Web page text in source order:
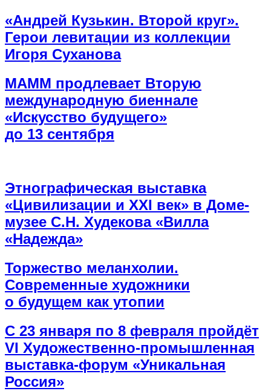
«Андрей Кузькин. Второй круг».
Герои левитации из коллекции
Игоря Суханова
МАММ продлевает Вторую
международную биеннале
«Искусство будущего»
до 13 сентября
Этнографическая выставка
«Цивилизации и ХХI век» в Доме-
музее С.Н. Худекова «Вилла
«Надежда»
Торжество меланхолии.
Современные художники
о будущем как утопии
С 23 января по 8 февраля пройдёт
VI Художественно-промышленная
выставка-форум «Уникальная
Россия»